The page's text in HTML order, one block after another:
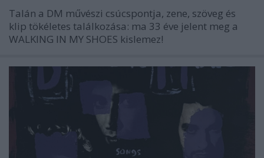
Talán a DM művészi csúcspontja, zene, szöveg és
klip tökéletes találkozása: ma 33 éve jelent meg a
WALKING IN MY SHOES kislemez!